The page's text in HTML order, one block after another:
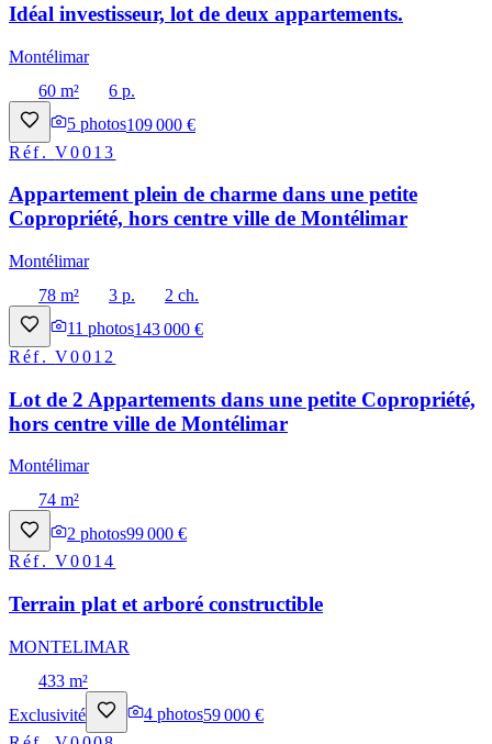
Idéal investisseur, lot de deux appartements.
Montélimar
60 m²
6 p.
5 photos109 000 €
Réf.V0013
Appartement plein de charme dans une petite
Copropriété, hors centre ville de Montélimar
Montélimar
78 m²
3 p.
2 ch.
11 photos143 000 €
Réf.V0012
Lot de 2 Appartements dans une petite Copropriété,
hors centre ville de Montélimar
Montélimar
74 m²
2 photos99 000 €
Réf.V0014
Terrain plat et arboré constructible
MONTELIMAR
433 m²
Exclusivité
4 photos59 000 €